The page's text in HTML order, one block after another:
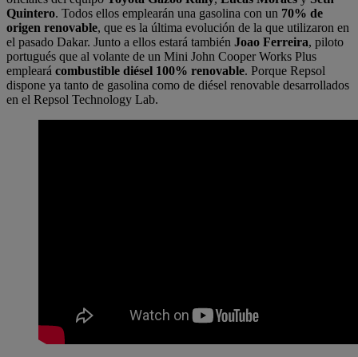
Quintero. Todos ellos emplearán una gasolina con un 70% de
origen renovable, que es la última evolución de la que utilizaron en
el pasado Dakar. Junto a ellos estará también Joao Ferreira, piloto
portugués que al volante de un Mini John Cooper Works Plus
empleará combustible diésel 100% renovable. Porque Repsol
dispone ya tanto de gasolina como de diésel renovable desarrollados
en el Repsol Technology Lab.